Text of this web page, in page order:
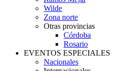
Wilde
Zona norte
Otras provincias
Córdoba
Rosario
EVENTOS ESPECIALES
Nacionales